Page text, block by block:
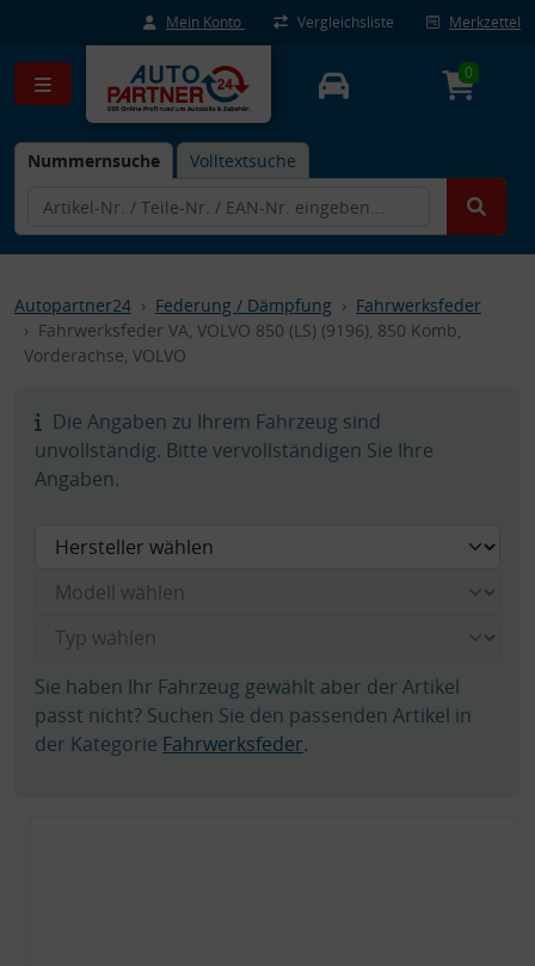
Mein Konto Vergleichsliste Merkzettel
Nummernsuche Volltextsuche
0
Autopartner24 Federung / Dämpfung
Fahrwerksfeder
Fahrwerksfeder VA, VOLVO 850 (LS) (9196), 850 Komb,
Vorderachse, VOLVO
Die Angaben zu Ihrem Fahrzeug sind
unvollständig. Bitte vervollständigen Sie Ihre
Angaben.
Sie haben Ihr Fahrzeug gewählt aber der Artikel
passt nicht? Suchen Sie den passenden Artikel in
der Kategorie Fahrwerksfeder.